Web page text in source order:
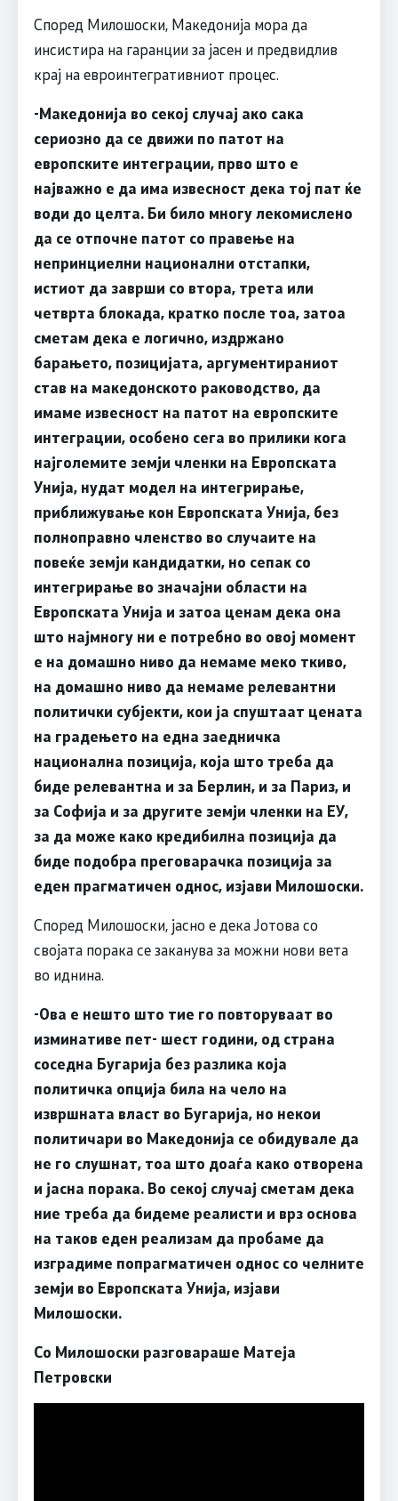
Според Милошоски, Македонија мора да
инсистира на гаранции за јасен и предвидлив
крај на евроинтегративниот процес.
-Македонија во секој случај ако сака
сериозно да се движи по патот на
европските интеграции, прво што е
најважно е да има извесност дека тој пат ќе
води до целта. Би било многу лекомислено
да се отпочне патот со правење на
непринциелни национални отстапки,
истиот да заврши со втора, трета или
четврта блокада, кратко после тоа, затоа
сметам дека е логично, издржано
барањето, позицијата, аргументираниот
став на македонското раководство, да
имаме извесност на патот на европските
интеграции, особено сега во прилики кога
најголемите земји членки на Европската
Унија, нудат модел на интегрирање,
приближување кон Европската Унија, без
полноправно членство во случаите на
повеќе земји кандидатки, но сепак со
интегрирање во значајни области на
Европската Унија и затоа ценам дека она
што најмногу ни е потребно во овој момент
е на домашно ниво да немаме меко ткиво,
на домашно ниво да немаме релевантни
политички субјекти, кои ја спуштаат цената
на градењето на една заедничка
национална позиција, која што треба да
биде релевантна и за Берлин, и за Париз, и
за Софија и за другите земји членки на ЕУ,
за да може како кредибилна позиција да
биде подобра преговарачка позиција за
еден прагматичен однос, изјави Милошоски.
Според Милошоски, јасно е дека Јотова со
својата порака се заканува за можни нови вета
во иднина.
-Ова е нешто што тие го повторуваат во
изминативе пет- шест години, од страна
соседна Бугарија без разлика која
политичка опција била на чело на
извршната власт во Бугарија, но некои
политичари во Македонија се обидувале да
не го слушнат, тоа што доаѓа како отворена
и јасна порака. Во секој случај сметам дека
ние треба да бидеме реалисти и врз основа
на таков еден реализам да пробаме да
изградиме попрагматичен однос со челните
земји во Европската Унија, изјави
Милошоски.
Со Милошоски разговараше Матеја
Петровски